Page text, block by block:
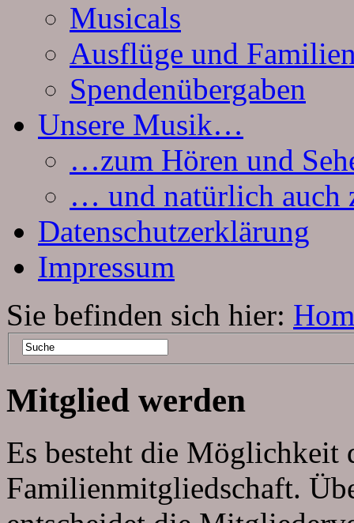
Musicals
Ausflüge und
Spendenübergaben
Unsere Musik…
…zum Hören und
… und natürlich auch
Datenschutzerklärung
Impressum
Sie befinden sich hier:
Mitglied werden
Es besteht die Möglichkeit
Familienmitgliedschaft.